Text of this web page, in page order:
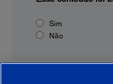
Sim
Não